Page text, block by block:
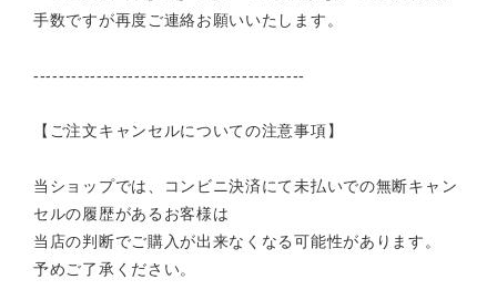
手数ですが再度ご連絡お願いいたします。
-------------------------------------------
【ご注文キャンセルについての注意事項】
当ショップでは、コンビニ決済にて未払いでの無断キャン
セルの履歴があるお客様は
当店の判断でご購入が出来なくなる可能性があります。
予めご了承ください。